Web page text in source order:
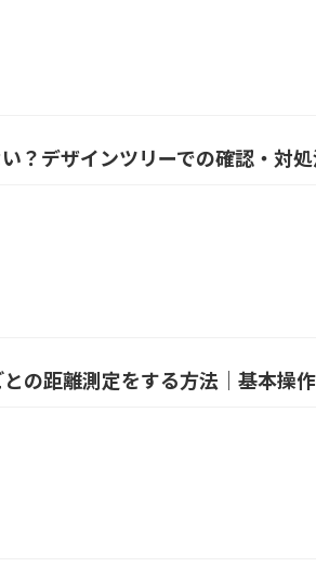
？デザインツリーでの確認・対
の距離測定をする方法｜基本操